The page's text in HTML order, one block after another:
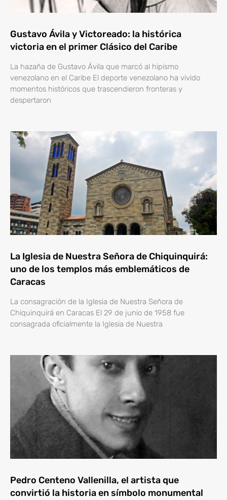
Gustavo Ávila y Victoreado: la histórica
victoria en el primer Clásico del Caribe
La hazaña de Gustavo Ávila que marcó al hipismo
venezolano en el Caribe El deporte venezolano ha vivido
momentos históricos que trascendieron fronteras y
despertaron
La Iglesia de Nuestra Señora de Chiquinquirá:
uno de los templos más emblemáticos de
Caracas
La consagración de la Iglesia de Nuestra Señora de
Chiquinquirá en Caracas El 29 de junio de 1958 fue
consagrada oficialmente la Iglesia de Nuestra
Pedro Centeno Vallenilla, el artista que
convirtió la historia en símbolo monumental